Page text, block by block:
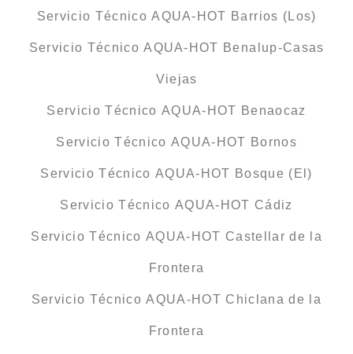
Servicio Técnico AQUA-HOT Barrios (Los)
Servicio Técnico AQUA-HOT Benalup-Casas
Viejas
Servicio Técnico AQUA-HOT Benaocaz
Servicio Técnico AQUA-HOT Bornos
Servicio Técnico AQUA-HOT Bosque (El)
Servicio Técnico AQUA-HOT Cádiz
Servicio Técnico AQUA-HOT Castellar de la
Frontera
Servicio Técnico AQUA-HOT Chiclana de la
Frontera